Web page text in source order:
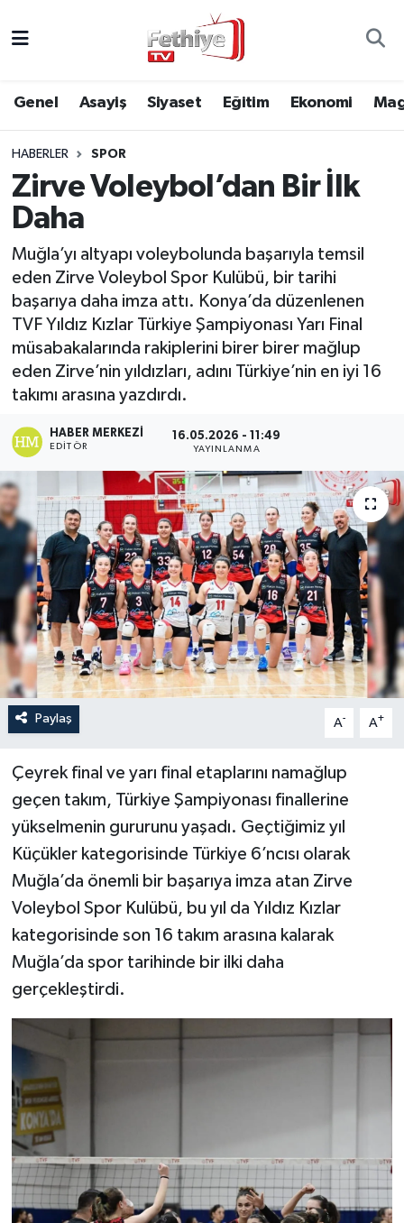
Genel Asayiş Siyaset Eğitim Ekonomi
HABERLER SPOR
Zirve Voleybol’dan Bir İlk
Daha
Muğla’yı altyapı voleybolunda başarıyla temsil
eden Zirve Voleybol Spor Kulübü, bir tarihi
başarıya daha imza attı. Konya’da düzenlenen
TVF Yıldız Kızlar Türkiye Şampiyonası Yarı Final
müsabakalarında rakiplerini birer birer mağlup
eden Zirve’nin yıldızları, adını Türkiye’nin en iyi 16
takımı arasına yazdırdı.
HABER MERKEZI
EDITÖR
16.05.2026 - 11:49
YAYINLANMA
Paylaş A- A+
Çeyrek final ve yarı final etaplarını namağlup
geçen takım, Türkiye Şampiyonası finallerine
yükselmenin gururunu yaşadı. Geçtiğimiz yıl
Küçükler kategorisinde Türkiye 6’ncısı olarak
Muğla’da önemli bir başarıya imza atan Zirve
Voleybol Spor Kulübü, bu yıl da Yıldız Kızlar
kategorisinde son 16 takım arasına kalarak
Muğla’da spor tarihinde bir ilki daha
gerçekleştirdi.
Asayiş
Eğitim
Ekonomi
Kültür
Magazin
Spor
Turizm
Muğla Hava Durumu
Muğla Namaz Vakitleri
Muğla Trafik Yoğunluk Haritası
Süper Lig Puan Durumu ve Fikstür
Tüm Manşetler
Son Dakika Haberleri
Haber Arşivi